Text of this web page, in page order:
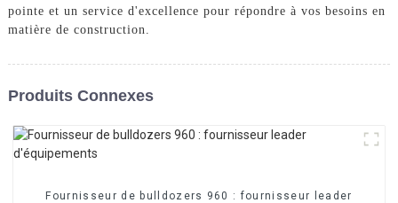
pointe et un service d'excellence pour répondre à vos besoins en
matière de construction.
Produits Connexes
Fournisseur de bulldozers 960 : fournisseur leader